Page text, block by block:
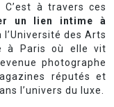
à travers ces
un lien intime à
l’Université des Arts
à Paris où elle vit
photographe
réputés et
l’univers du luxe.